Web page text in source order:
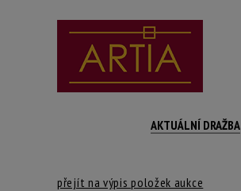
AKTUÁLNÍ DRAŽBA
přejít na výpis položek aukce